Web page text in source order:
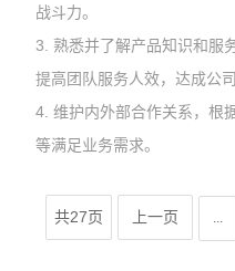
战斗力。
3. 熟悉并了解产品知识和服
提高团队服务人效，达成公
4. 维护内外部合作关系，根
等满足业务需求。
共27页 上一页 ...